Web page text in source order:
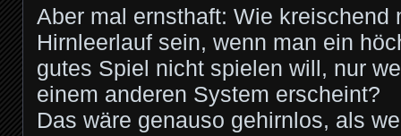
Aber mal ernsthaft: Wie kreischend
Hirnleerlauf sein, wenn man ein
gutes Spiel nicht spielen will, nur
einem anderen System erscheint?
Das wäre genauso gehirnlos, als